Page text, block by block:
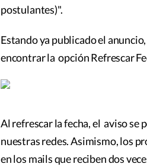
postulantes)".
Estando ya publicado el
encontrar la opción Refrescar
Al refrescar la fecha, el aviso se
nuestras redes. Asimismo, los
en los mails que reciben dos